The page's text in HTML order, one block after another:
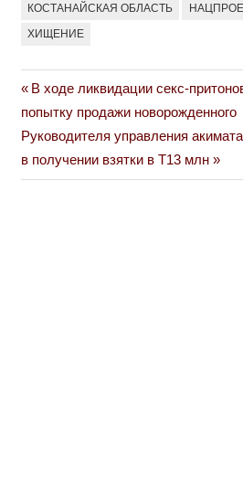
КОСТАНАЙСКАЯ ОБЛАСТЬ
ХИЩЕНИЕ
Навигация
по
записям
Previous
Post:
В ходе ликвидации секс-
попытку продажи новорожденного
Next
Post:
Руководителя управления
в получении взятки в Т13 млн